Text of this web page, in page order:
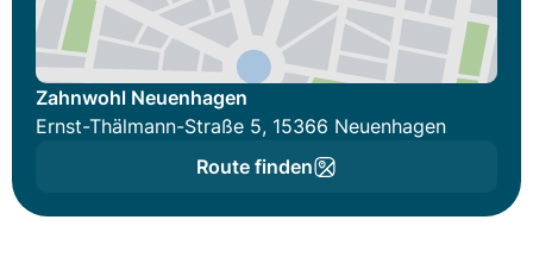
Zahnwohl Neuenhagen
Ernst-Thälmann-Straße 5, 15366 Neuenhagen
Route finden